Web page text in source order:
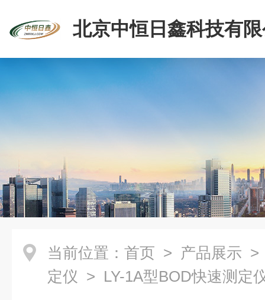
北京中恒日鑫科技有
当前位置： 首页 > 产品展示
定仪 > LY-1A型BOD快速测定